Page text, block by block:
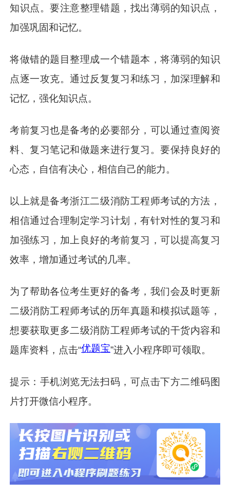
知识点。要注意整理错题，找出薄弱的知识点，
加强巩固和记忆。
将做错的题目整理成一个错题本，将薄弱的知识
点逐一攻克。通过反复复习和练习，加深理解和
记忆，强化知识点。
考前复习也是备考的必要部分，可以通过查阅资
料、复习笔记和做题来进行复习。要保持良好的
心态，自信有决心，相信自己的能力。
以上就是备考浙江二级消防工程师考试的方法，
相信通过合理制定学习计划，有针对性的复习和
加强练习，加上良好的考前复习，可以提高复习
效率，增加通过考试的几率。
为了帮助各位考生更好的备考，我们会及时更新
二级消防工程师考试的历年真题和模拟试题等，
想要获取更多二级消防工程师考试的干货内容和
题库资料，点击“优题宝”进入小程序即可领取。
提示：手机浏览无法扫码，可点击下方二维码图
片打开微信小程序。